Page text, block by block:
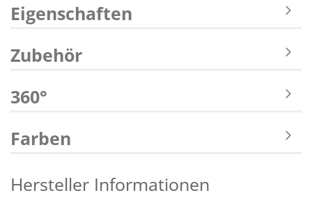
Eigenschaften
Zubehör
360°
Farben
Hersteller Informationen